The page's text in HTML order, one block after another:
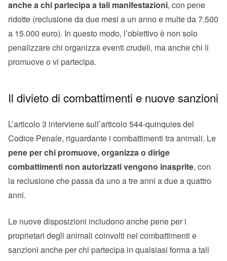
anche a chi partecipa a tali manifestazioni, con pene
ridotte (reclusione da due mesi a un anno e multe da 7.500
a 15.000 euro). In questo modo, l’obiettivo è non solo
penalizzare chi organizza eventi crudeli, ma anche chi li
promuove o vi partecipa.
Il divieto di combattimenti e nuove sanzioni
L’articolo 3 interviene sull’articolo 544-quinquies del
Codice Penale, riguardante i combattimenti tra animali. Le
pene per chi promuove, organizza o dirige
combattimenti non autorizzati vengono inasprite, con
la reclusione che passa da uno a tre anni a due a quattro
anni.
Le nuove disposizioni includono anche pene per i
proprietari degli animali coinvolti nei combattimenti e
sanzioni anche per chi partecipa in qualsiasi forma a tali